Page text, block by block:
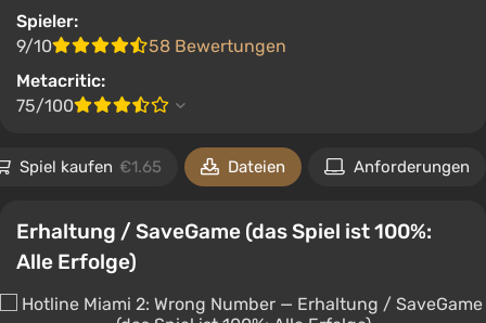
Spieler:
9/10
58 Bewertungen
Metacritic:
75/100
Spiel kaufen €1.65 Dateien Anforderungen
Erhaltung / SaveGame (das Spiel ist 100%:
Alle Erfolge)